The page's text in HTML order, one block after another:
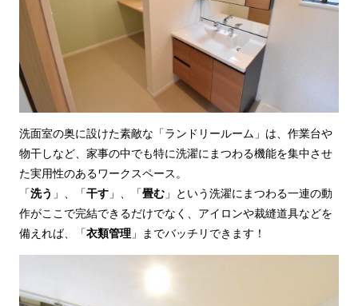
洗面室の奥に設けた素敵な「ランドリールーム」は、作業台や
物干しなど、家事の中でも特に洗濯にまつわる機能を集中させ
た実用性のあるワークスペース。
「洗う 」、「干す」、「畳む」という洗濯にまつわる一連の動
作がここで完結できるだけでなく、アイロンや裁縫道具などを
備えれば、「衣類管理」までバッチリできます！